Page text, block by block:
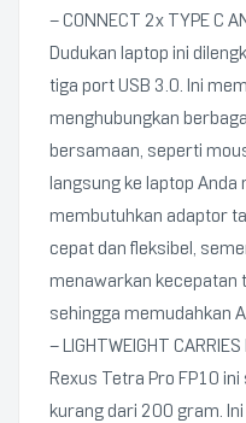
– CONNECT 2x TYPE C
Dudukan laptop ini
tiga port USB 3.0. Ini
menghubungkan
bersamaan, seperti
langsung ke laptop
membutuhkan adaptor
cepat dan fleksibel,
menawarkan kecepatan
sehingga memudahkan
– LIGHTWEIGHT
Rexus Tetra Pro FP10
kurang dari 200 gram.